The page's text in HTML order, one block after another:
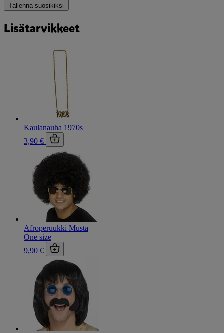
Tallenna suosikiksi
Lisätarvikkeet
Kaulanauha 1970s
3,90 €
Afroperuukki Musta
One size
9,90 €